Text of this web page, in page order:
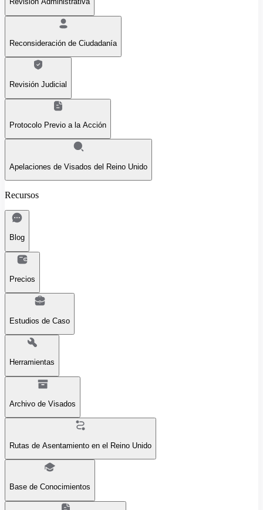
Reconsideración de Ciudadanía
Revisión Judicial
Protocolo Previo a la Acción
Apelaciones de Visados del Reino Unido
Recursos
Blog
Precios
Estudios de Caso
Herramientas
Archivo de Visados
Rutas de Asentamiento en el Reino Unido
Base de Conocimientos